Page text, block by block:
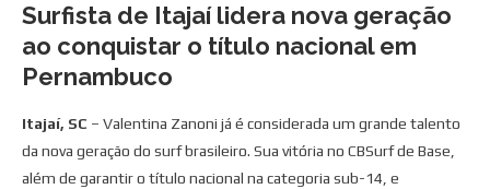
Surfista de Itajaí lidera nova geração
ao conquistar o título nacional em
Pernambuco
Itajaí, SC – Valentina Zanoni já é considerada um grande talento
da nova geração do surf brasileiro. Sua vitória no CBSurf de Base,
além de garantir o título nacional na categoria sub-14, e